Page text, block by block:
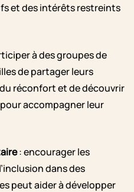
et des intérêts restreints
à des groupes de
de partager leurs
réconfort et de découvrir
accompagner leur
: encourager les
dans des
peut aider à développer